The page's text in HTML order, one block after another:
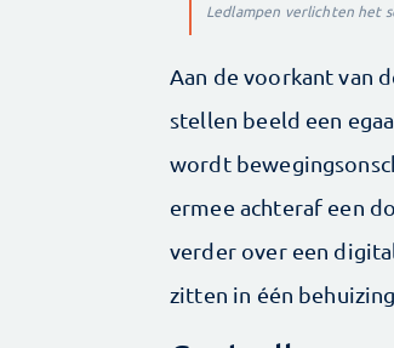
Ledlampen verlichten het
Aan de voorkant van
stellen beeld een
wordt
ermee achteraf een
verder over een
zitten in één